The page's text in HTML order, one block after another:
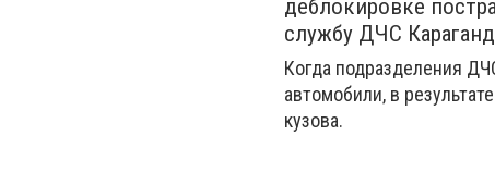
деблокировке
службу ДЧС
Когда подразделения
автомобили, в
кузова.